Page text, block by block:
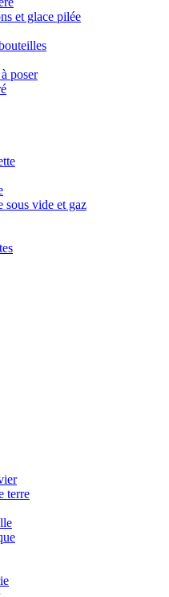
et glace pilée
poser
sous vide et gaz
terre